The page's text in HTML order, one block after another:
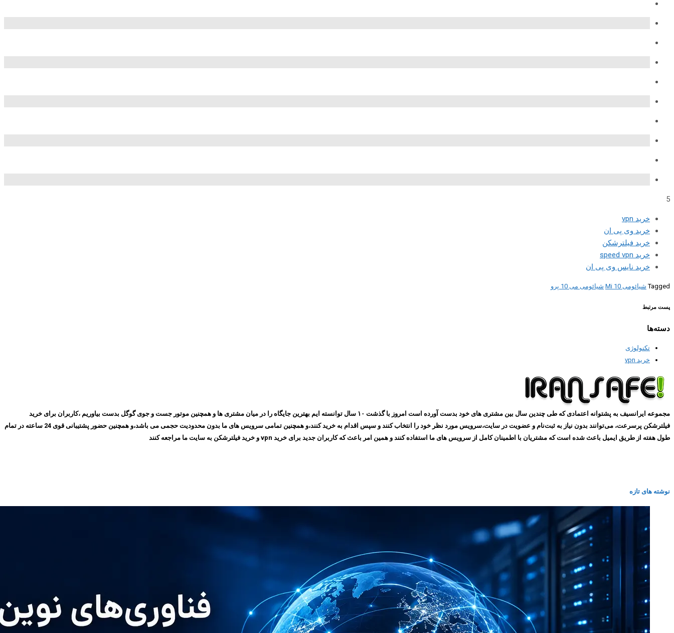
5
خرید vpn
خرید وی پی ان
خرید فیلترشکن
خرید speed vpn
خرید نایس وی پی ان
Tagged شیائومی Mi 10 شیائومی می 10 پرو
پست مرتبط
دسته‌ها
تکنولوژی
خرید vpn
مجموعه ایرانسیف به پشتوانه اعتمادی که طی چندین سال بین مشتری های خود بدست آورده است امروز با گذشت ۱۰ سال توانسته ایم بهترین جایگاه را در میان مشتری ها و همچنین موتور جست و جوی گوگل بدست بیاوریم ،کاربران برای خرید
فیلترشکن پرسرعت، می‌توانند بدون نیاز به ثبت‌نام و عضویت در سایت،سرویس مورد نظر خود را انتخاب کنند و سپس اقدام به خرید کنند،و همچنین تمامی سرویس های ما بدون محدودیت حجمی می باشد،و همچنین حضور پشتیبانی قوی 24 ساعته در تمام
طول هفته از طریق ایمیل باعث شده است که مشتریان با اطمینان کامل از سرویس های ما استفاده کنند و همین امر باعث که کاربران جدید برای خرید vpn و خرید فیلترشکن به سایت ما مراجعه کنند
نوشته های تازه